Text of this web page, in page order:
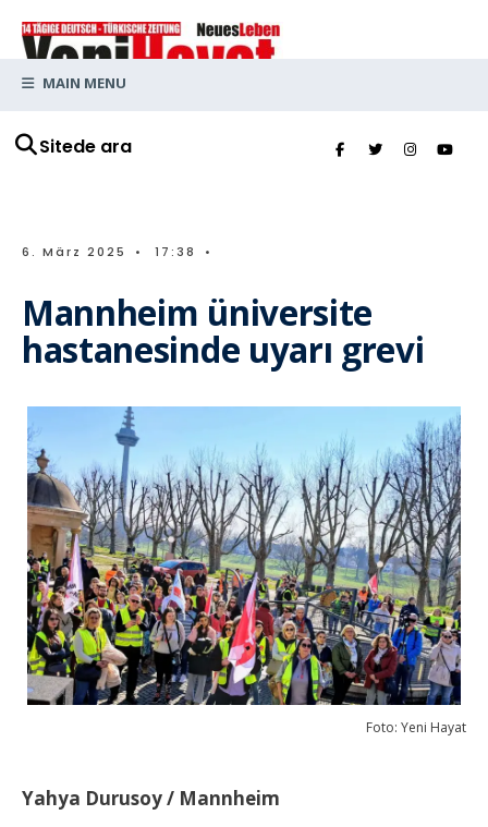
Sitede ara
MAIN MENU
6. März 2025 • 17:38 •
Mannheim üniversite
hastanesinde uyarı grevi
Foto: Yeni Hayat
Yahya Durusoy / Mannheim